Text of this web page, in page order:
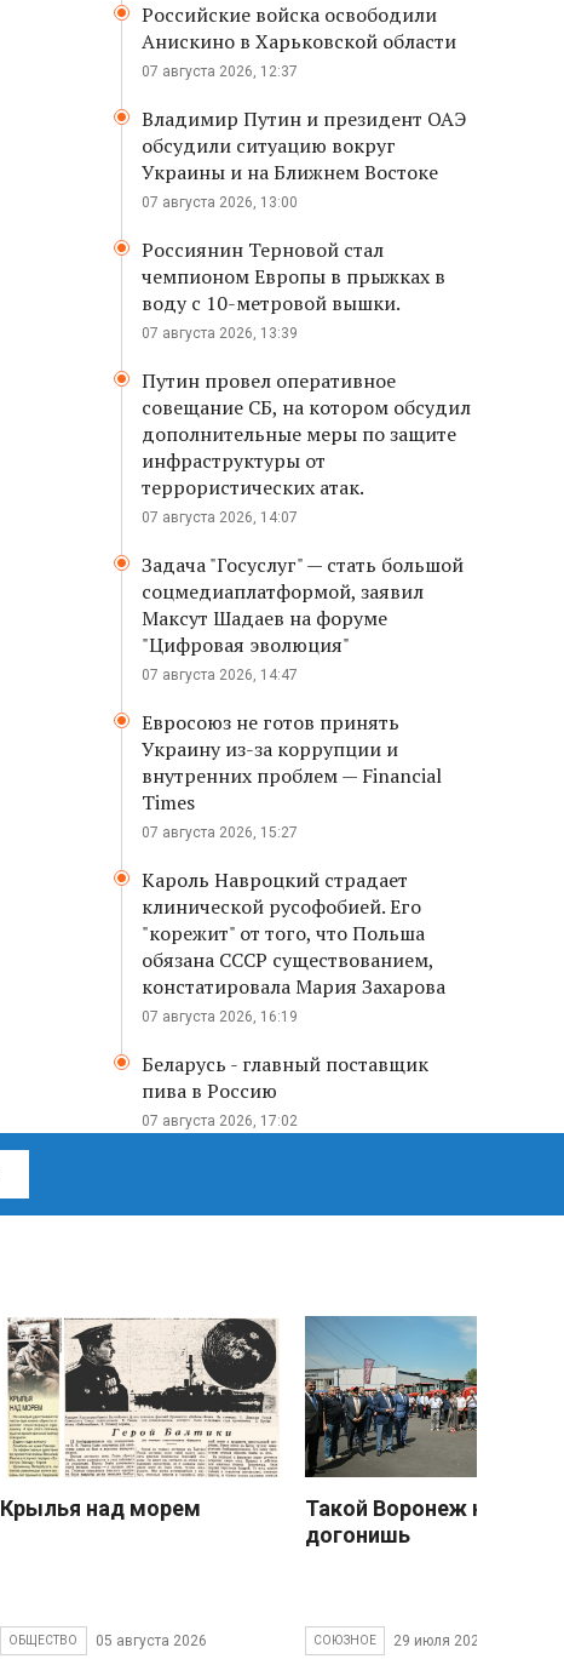
Российские войска освободили
Анискино в Харьковской области
07 августа 2026, 12:37
Владимир Путин и президент ОАЭ
обсудили ситуацию вокруг
Украины и на Ближнем Востоке
07 августа 2026, 13:00
Россиянин Терновой стал
чемпионом Европы в прыжках в
воду с 10-метровой вышки.
07 августа 2026, 13:39
Путин провел оперативное
совещание СБ, на котором обсудил
дополнительные меры по защите
инфраструктуры от
террористических атак.
07 августа 2026, 14:07
Задача "Госуслуг" — стать большой
соцмедиаплатформой, заявил
Максут Шадаев на форуме
"Цифровая эволюция"
07 августа 2026, 14:47
Евросоюз не готов принять
Украину из-за коррупции и
внутренних проблем — Financial
Times
07 августа 2026, 15:27
Кароль Навроцкий страдает
клинической русофобией. Его
"корежит" от того, что Польша
обязана СССР существованием,
констатировала Мария Захарова
07 августа 2026, 16:19
Беларусь - главный поставщик
пива в Россию
07 августа 2026, 17:02
Крылья над морем
ОБЩЕСТВО 05 августа 2026
Такой Воронеж не
догонишь
СОЮЗНОЕ 29 июля 2026